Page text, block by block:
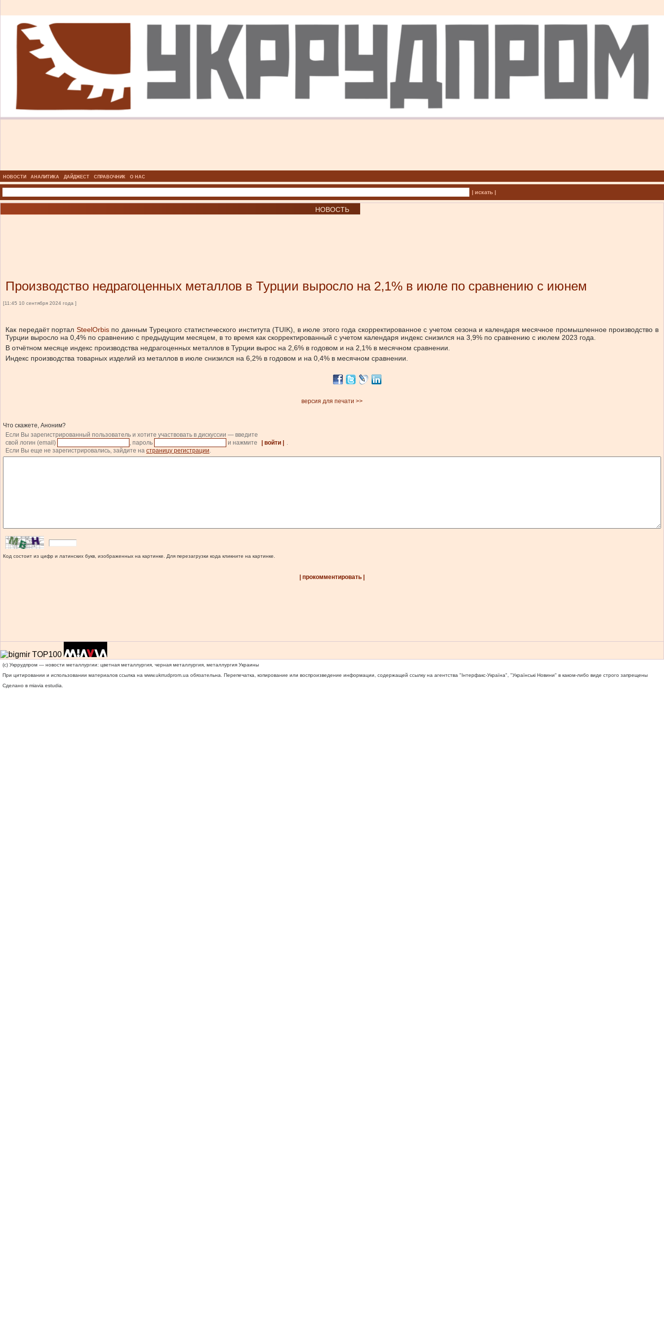
НОВОСТИ АНАЛИТИКА ДАЙДЖЕСТ СПРАВОЧНИК О НАС
| искать |
НОВОСТЬ
Производство недрагоценных металлов в Турции выросло на 2,1% в июле по сравнению с июнем
[11:45 10 сентября 2024 года ]
Как передаёт портал SteelOrbisпо данным Турецкого статистического института (TUIK), в июле этого года скорректированное с учетом сезона и календаря месячное промышленное производство в
Турции выросло на 0,4% по сравнению с предыдущим месяцем, в то время как скорректированный с учетом календаря индекс снизился на 3,9% по сравнению с июлем 2023 года.
В отчётном месяце индекс производства недрагоценных металлов в Турции вырос на 2,6% в годовом и на 2,1% в месячном сравнении.
Индекс производства товарных изделий из металлов в июле снизился на 6,2% в годовом и на 0,4% в месячном сравнении.
версия для печати >>
Что скажете, Аноним?
Если Вы зарегистрированный пользователь и хотите участвовать в дискуссии — введите
свой логин (email)
, пароль и нажмите | войти |
.
Если Вы еще не зарегистрировались, зайдите на страницу регистрации.
Код состоит из цифр и латинских букв, изображенных на картинке. Для перезагрузки кода кликните на картинке.
| прокомментировать |
(c) Укррудпром — новости металлургии: цветная металлургия, черная металлургия, металлургия Украины
При цитировании и использовании материалов ссылка на www.ukrrudprom.ua обязательна. Перепечатка, копирование или воспроизведение информации, содержащей ссылку на агентства "Iнтерфакс-Україна", "Українськi Новини" в каком-либо виде строго запрещены
Сделано в miavia estudia.